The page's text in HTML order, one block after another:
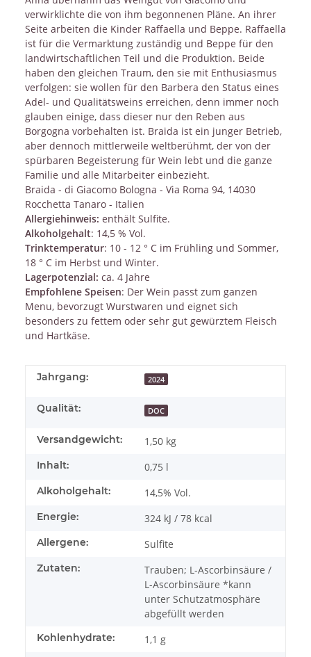
verwirklichte die von ihm begonnenen Pläne. An ihrer
Seite arbeiten die Kinder Raffaella und Beppe. Raffaella
ist für die Vermarktung zuständig und Beppe für den
landwirtschaftlichen Teil und die Produktion. Beide
haben den gleichen Traum, den sie mit Enthusiasmus
verfolgen: sie wollen für den Barbera den Status eines
Adel- und Qualitätsweins erreichen, denn immer noch
glauben einige, dass dieser nur den Reben aus
Borgogna vorbehalten ist. Braida ist ein junger Betrieb,
aber dennoch mittlerweile weltberühmt, der von der
spürbaren Begeisterung für Wein lebt und die ganze
Familie und alle Mitarbeiter einbezieht.
Braida - di Giacomo Bologna - Via Roma 94, 14030
Rocchetta Tanaro - Italien
Allergiehinweis: enthält Sulfite.
Alkoholgehalt: 14,5 % Vol.
Trinktemperatur: 10 - 12 ° C im Frühling und Sommer,
18 ° C im Herbst und Winter.
Lagerpotenzial: ca. 4 Jahre
Empfohlene Speisen: Der Wein passt zum ganzen
Menu, bevorzugt Wurstwaren und eignet sich
besonders zu fettem oder sehr gut gewürztem Fleisch
und Hartkäse.
Jahrgang: 2024
Qualität: DOC
Versandgewicht: 1,50 kg
Inhalt: 0,75 l
Alkoholgehalt: 14,5% Vol.
Energie: 324 kJ / 78 kcal
Allergene: Sulfite
Zutaten:
Trauben; L-Ascorbinsäure /
L-Ascorbinsäure *kann
unter Schutzatmosphäre
abgefüllt werden
Kohlenhydrate: 1,1 g